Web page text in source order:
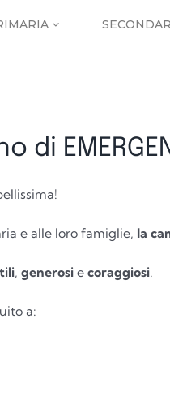
di
e alle loro famiglie, la
, generosie coraggiosi.
a: